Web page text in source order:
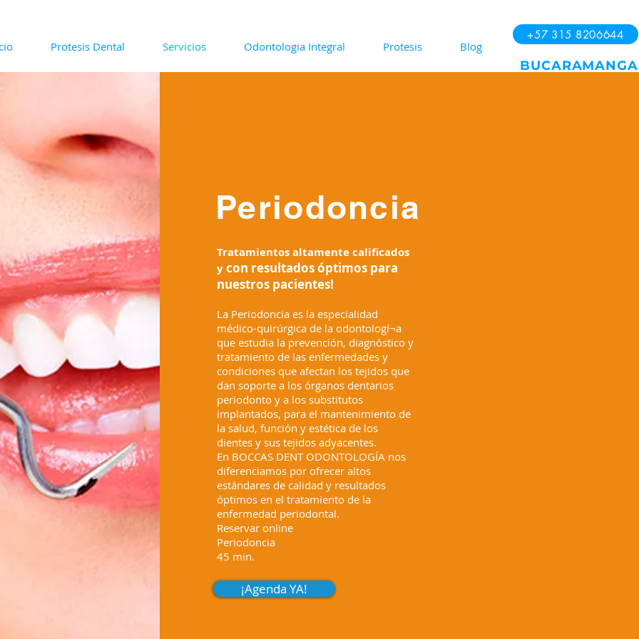
Protesis Dental Servicios Odontologia Integral Protesis Blog
+57 315 8206644
BUCARAMANGA
Periodoncia
Tratamientos altamente calificados
ycon resultados óptimos para
nuestros pacientes!
La Periodoncia es la especialidad
médico-quirúrgica de la odontologí¬a
que estudia la prevención, diagnóstico y
tratamiento de las enfermedades y
condiciones que afectan los tejidos que
dan soporte a los órganos dentarios
periodonto y a los substitutos
implantados, para el mantenimiento de
la salud, función y estética de los
dientes y sus tejidos adyacentes.
En BOCCAS DENT ODONTOLOGÍA nos
diferenciamos por ofrecer altos
estándares de calidad y resultados
óptimos en el tratamiento de la
enfermedad periodontal.
Reservar online
Periodoncia
45 min.
¡Agenda YA!